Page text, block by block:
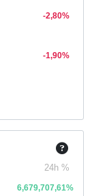
-2,80%
-1,90%
24h %
6,679,707,61%